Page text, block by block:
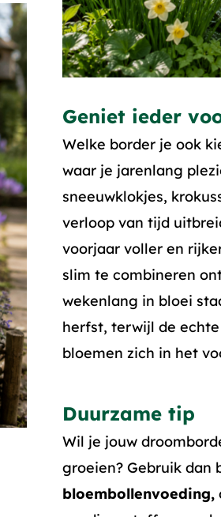
Geniet ieder
Welke border je ook
waar je jarenlang
sneeuwklokjes,
verloop van tijd
voorjaar voller en
slim te combineren
wekenlang in bloei
herfst, terwijl de
bloemen zich in het
Duurzame tip
Wil je jouw
groeien? Gebruik dan
bloembollenvoeding,